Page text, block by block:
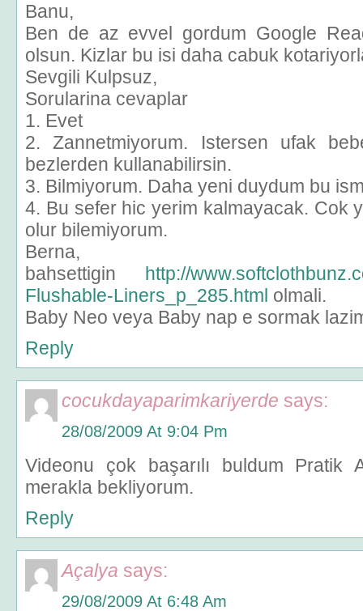
Banu,
Ben de az evvel gordum Google
olsun. Kizlar bu isi daha cabuk
Sevgili Kulpsuz,
Sorularina cevaplar
1. Evet
2. Zannetmiyorum. Istersen ufak
bezlerden kullanabilirsin.
3. Bilmiyorum. Daha yeni duydum bu
4. Bu sefer hic yerim kalmayacak. Cok
olur bilemiyorum.
Berna,
bahsettigin http://
Flushable-Liners_p_285.html olmali.
Baby Neo veya Baby nap e sormak
Reply
cocukdayaparimkariyerde says:
28/08/2009 At 9:04 Pm
Videonu çok başarılı buldum Pratik
merakla bekliyorum.
Reply
Açalya says:
29/08/2009 At 6:48 Am